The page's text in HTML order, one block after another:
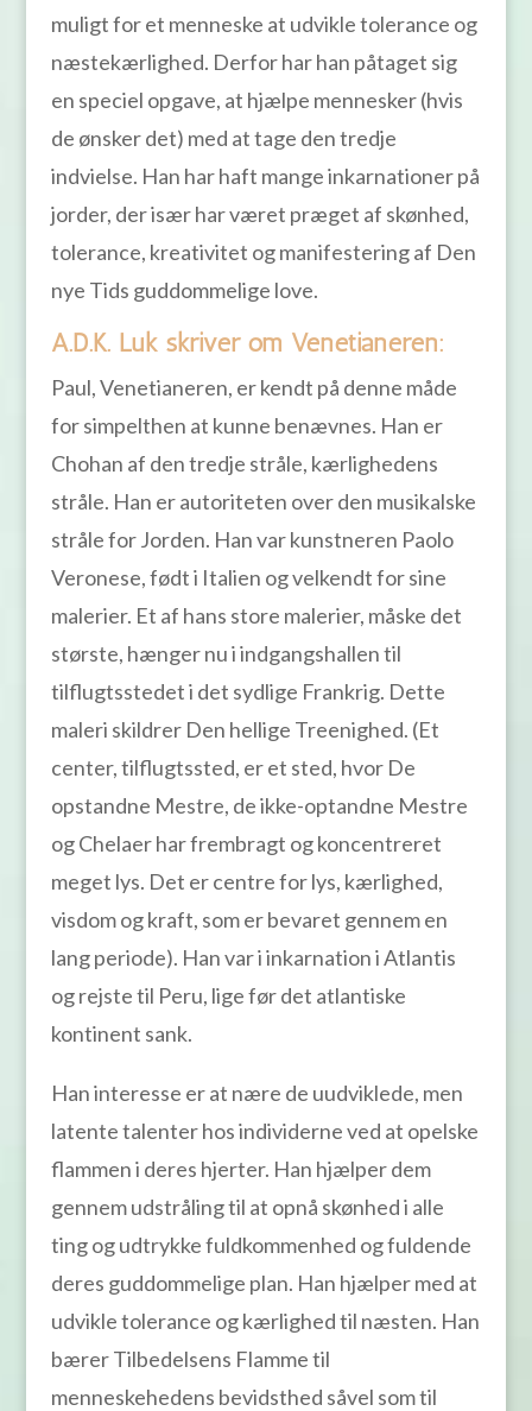
muligt for et menneske at udvikle tolerance og
næstekærlighed. Derfor har han påtaget sig
en speciel opgave, at hjælpe mennesker (hvis
de ønsker det) med at tage den tredje
indvielse. Han har haft mange inkarnationer på
jorder, der især har været præget af skønhed,
tolerance, kreativitet og manifestering af Den
nye Tids guddommelige love.
A.D.K. Luk skriver om Venetianeren:
Paul, Venetianeren, er kendt på denne måde
for simpelthen at kunne benævnes. Han er
Chohan af den tredje stråle, kærlighedens
stråle. Han er autoriteten over den musikalske
stråle for Jorden. Han var kunstneren Paolo
Veronese, født i Italien og velkendt for sine
malerier. Et af hans store malerier, måske det
største, hænger nu i indgangshallen til
tilflugtsstedet i det sydlige Frankrig. Dette
maleri skildrer Den hellige Treenighed. (Et
center, tilflugtssted, er et sted, hvor De
opstandne Mestre, de ikke-optandne Mestre
og Chelaer har frembragt og koncentreret
meget lys. Det er centre for lys, kærlighed,
visdom og kraft, som er bevaret gennem en
lang periode). Han var i inkarnation i Atlantis
og rejste til Peru, lige før det atlantiske
kontinent sank.
Han interesse er at nære de uudviklede, men
latente talenter hos individerne ved at opelske
flammen i deres hjerter. Han hjælper dem
gennem udstråling til at opnå skønhed i alle
ting og udtrykke fuldkommenhed og fuldende
deres guddommelige plan. Han hjælper med at
udvikle tolerance og kærlighed til næsten. Han
bærer Tilbedelsens Flamme til
menneskehedens bevidsthed såvel som til